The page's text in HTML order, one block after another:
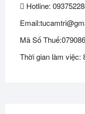
Hotline:
Mã Số
Thời gian làm việc: